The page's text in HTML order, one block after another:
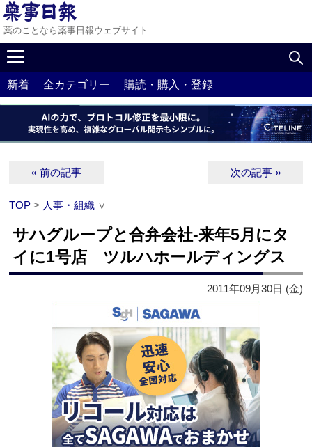
薬のことなら薬事日報ウェブサイト
新着 全カテゴリー 購読・購入・登録
« 前の記事 次の記事 »
TOP > 人事・組織 ∨
サハグループと合弁会社‐来年5月にタ
イに1号店 ツルハホールディングス
2011年09月30日 (金)